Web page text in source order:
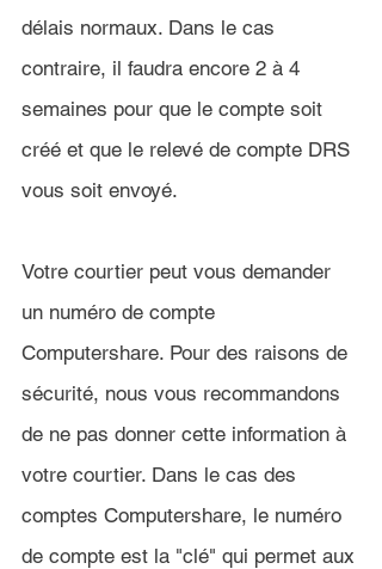
délais normaux. Dans le cas
contraire, il faudra encore 2 à 4
semaines pour que le compte soit
créé et que le relevé de compte DRS
vous soit envoyé.
Votre courtier peut vous demander
un numéro de compte
Computershare. Pour des raisons de
sécurité, nous vous recommandons
de ne pas donner cette information à
votre courtier. Dans le cas des
comptes Computershare, le numéro
de compte est la "clé" qui permet aux